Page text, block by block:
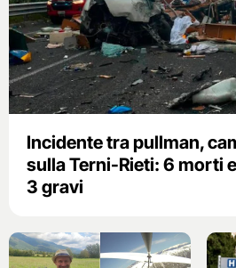
Incidente tra pullman,
sulla Terni-Rieti: 6 morti
3 gravi